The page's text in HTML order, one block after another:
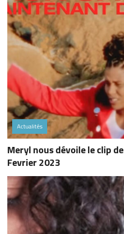
Actualités
Meryl nous dévoile le clip
Fevrier 2023